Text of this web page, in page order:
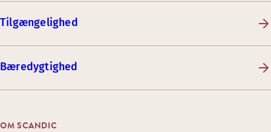
Tilgængelighed
Bæredygtighed
OM SCANDIC